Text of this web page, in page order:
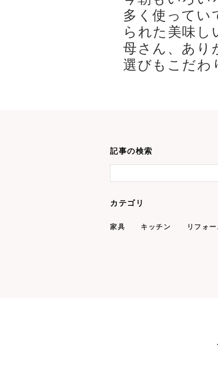
多く使ってい
られた美味
母さん、あり
選びもこだ
記事の検索
カテゴリ
家具 キッチン リフォ